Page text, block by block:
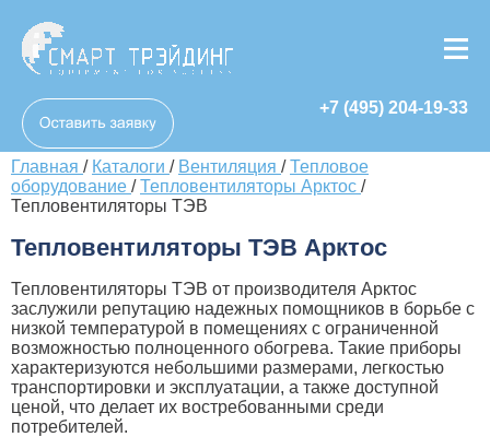
+7 (495) 204-19-33
Главная / Каталоги / Вентиляция /Тепловое
оборудование /Тепловентиляторы Арктос /
Тепловентиляторы ТЭВ
Тепловентиляторы ТЭВ Арктос
Тепловентиляторы ТЭВ от производителя Арктос
заслужили репутацию надежных помощников в борьбе с
низкой температурой в помещениях с ограниченной
возможностью полноценного обогрева. Такие приборы
характеризуются небольшими размерами, легкостью
транспортировки и эксплуатации, а также доступной
ценой, что делает их востребованными среди
потребителей.